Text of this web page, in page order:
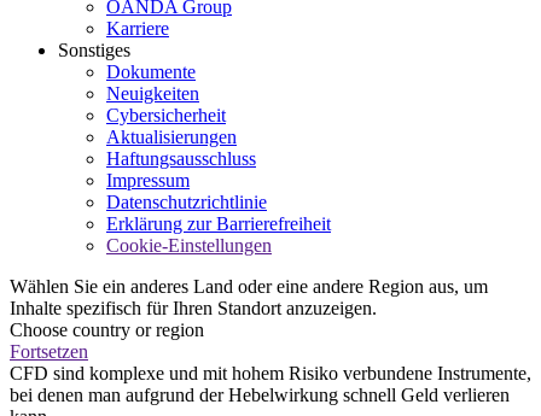
OANDA Group
Karriere
Sonstiges
Dokumente
Neuigkeiten
Cybersicherheit
Aktualisierungen
Haftungsausschluss
Impressum
Datenschutzrichtlinie
Erklärung zur Barrierefreiheit
Cookie-Einstellungen
Wählen Sie ein anderes Land oder eine andere Region aus, um
Inhalte spezifisch für Ihren Standort anzuzeigen.
Choose country or region
Fortsetzen
CFD sind komplexe und mit hohem Risiko verbundene Instrumente,
bei denen man aufgrund der Hebelwirkung schnell Geld verlieren